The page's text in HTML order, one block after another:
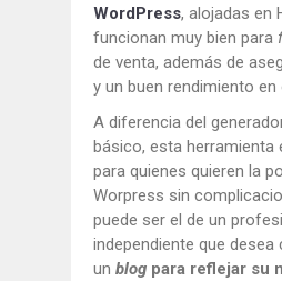
WordPress, alojadas en
funcionan muy bien para
de venta, además de
y un buen rendimiento en
A diferencia del
básico, esta herramienta
para quienes quieren la
Worpress sin
puede ser el de un
independiente que desea
un blog para reflejar su